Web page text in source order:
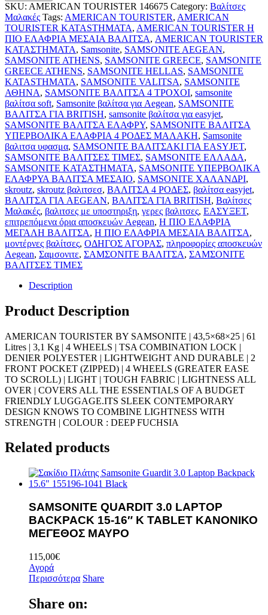
SKU: AMERICAN TOURISTER 146675 Category: Βαλίτσες
Μαλακές Tags: AMERICAN TOURISTER, AMERICAN
TOURISTER KATASTHMATA, AMERICAN TOURISTER Η
ΠΙΟ ΕΛΑΦΡΙΑ ΜΕΣΑΙΑ ΒΑΛΙΤΣΑ, AMERICAN TOURISTER
ΚΑΤΑΣΤΗΜΑΤΑ, Samsonite, SAMSONITE AEGEAN,
SAMSONITE ATHENS, SAMSONITE GREECE, SAMSONITE
GREECE ATHENS, SAMSONITE HELLAS, SAMSONITE
KATASTHMATA, SAMSONITE VALITSA, SAMSONITE
ΑΘΗΝΑ, SAMSONITE ΒΑΛΙΤΣΑ 4 ΤΡΟΧΟΙ, samsonite
βαλίτσα soft, Samsonite βαλίτσα για Aegean, SAMSONITE
ΒΑΛΙΤΣΑ ΓΙΑ BRITISH, samsonite βαλίτσα για easyjet,
SAMSONITE ΒΑΛΙΤΣΑ ΕΛΑΦΡΥ, SAMSONITE ΒΑΛΙΤΣΑ
ΥΠΕΡΒΟΛΙΚΑ ΕΛΑΦΡΙΑ 4 ΡΟΔΕΣ ΜΑΛΑΚΗ, Samsonite
βαλιτσα υφασμα, SAMSONITE ΒΑΛΙΤΣΑΚΙ ΓΙΑ EASYJET,
SAMSONITE ΒΑΛΙΤΣΕΣ ΤΙΜΕΣ, SAMSONITE ΕΛΛΑΔΑ,
SAMSONITE ΚΑΤΑΣΤΗΜΑΤΑ, SAMSONITE ΥΠΕΡΒΟΛΙΚΑ
ΕΛΑΦΡΥΑ ΒΑΛΙΤΣΑ ΜΕΣΑΙΟ, SAMSONITE ΧΑΛΑΝΔΡΙ,
skroutz, skroutz βαλιτσεσ, ΒΑΛΙΤΣΑ 4 ΡΟΔΕΣ, βαλίτσα easyjet,
ΒΑΛΙΤΣΑ ΓΙΑ AEGEAN, ΒΑΛΙΤΣΑ ΓΙΑ BRITISH, Βαλίτσες
Μαλακές, βαλιτσες με υποστηριξη, γερες βαλιτσες, ΕΑΣΥΞΕΤ,
επιτρεπόμενα όρια αποσκευών Aegean, Η ΠΙΟ ΕΛΑΦΡΙΑ
ΜΕΓΑΛΗ ΒΑΛΙΤΣΑ, Η ΠΙΟ ΕΛΑΦΡΙΑ ΜΕΣΑΙΑ ΒΑΛΙΤΣΑ,
μοντέρνες βαλίτσες, ΟΔΗΓΟΣ ΑΓΟΡΑΣ, πληροφορίες αποσκευών
Aegean, Σαμσονιτε, ΣΑΜΣΟΝΙΤΕ ΒΑΛΙΤΣΑ, ΣΑΜΣΟΝΙΤΕ
ΒΑΛΙΤΣΕΣ ΤΙΜΕΣ
Description
Product Description
AMERICAN TOURISTER BY SAMSONITE | 43,5×68×25 | 61
Litres | 3,1 Kg | 4 WHEELS | TSA COMBINATION LOCK |
DENIER POLYESTER | LIGHTWEIGHT AND DURABLE | 2
FRONT POCKET (ZIPPED) | 4 WHEELS (GREATER EASE
TO SCROLL) | LIGHT | TOUGH FABRIC | LIGHTNESS ALL
OVER | COVERS ALL THE ESSENTIALS OF A BUDGET
FRIENDLY LUGGAGE.ITS SLEEK CONTEMPORARY
DESIGN KNOWS TO COMBINE LIGHTNESS WITH
STRENGTH | COLOUR : DEEP FUCHSIA
Related products
SAMSONITE QUARDIT 3.0 LAPTOP
BACKPACK 15-16″ K TABLET ΚΑΝΟΝΙΚΟ
ΜΕΓΕΘΟΣ ΜΑΥΡO
115,00€
Αγορά
Περισσότερα Share
Share on: